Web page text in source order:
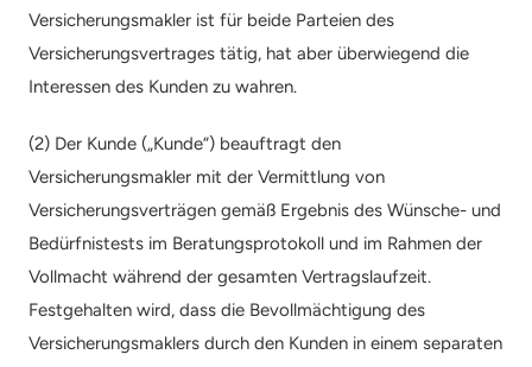
Versicherungsmakler ist für beide Parteien des
Versicherungsvertrages tätig, hat aber überwiegend die
Interessen des Kunden zu wahren.
(2) Der Kunde („Kunde“) beauftragt den
Versicherungsmakler mit der Vermittlung von
Versicherungsverträgen gemäß Ergebnis des Wünsche- und
Bedürfnistests im Beratungsprotokoll und im Rahmen der
Vollmacht während der gesamten Vertragslaufzeit.
Festgehalten wird, dass die Bevollmächtigung des
Versicherungsmaklers durch den Kunden in einem separaten